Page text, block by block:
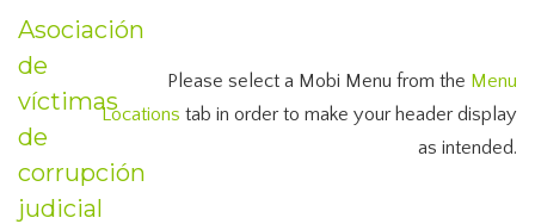
Asociación
de
víctimas
de
corrupción
judicial
Please select a Mobi Menu from the Menu
Locations tab in order to make your header display
as intended.